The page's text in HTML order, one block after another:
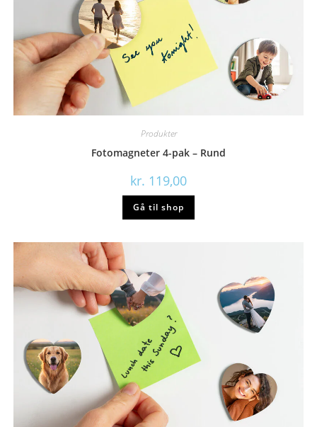
Produkter
Fotomagneter 4-pak – Rund
kr. 119,00
Gå til shop